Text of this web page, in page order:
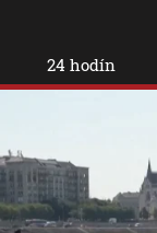
24 hodín